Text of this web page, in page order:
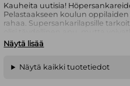
Kauheita uutisia!
Pelastaakseen koulun
rahaa. Supersankarilapsille
supersankareita voimillaan,
kuin hyödyllisiä? Entä kuinka
sankareiden olisi nimittäin
Näytä lisää
Näytä kaikki tuotetiedot